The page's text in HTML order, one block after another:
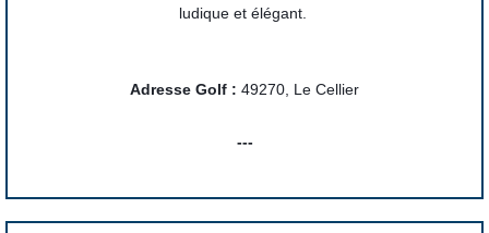
ludique et élégant.
Adresse Golf : 49270, Le Cellier
---